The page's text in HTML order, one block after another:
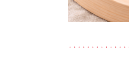
・・・・・・・・・・・・